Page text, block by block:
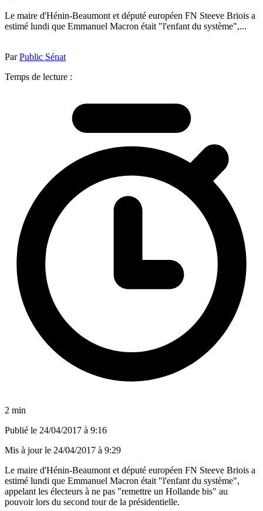
Le maire d'Hénin-Beaumont et député européen FN Steeve Briois a
estimé lundi que Emmanuel Macron était "l'enfant du système",...
ParPublic Sénat
Temps de lecture :
2 min
Publié le 24/04/2017 à 9:16
Mis à jour le 24/04/2017 à 9:29
Le maire d'Hénin-Beaumont et député européen FN Steeve Briois a
estimé lundi que Emmanuel Macron était "l'enfant du système",
appelant les électeurs à ne pas "remettre un Hollande bis" au
pouvoir lors du second tour de la présidentielle.